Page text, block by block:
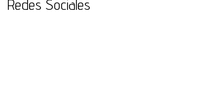
Redes Sociales